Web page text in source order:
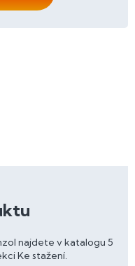
najdete v katalogu 5
Ke stažení.